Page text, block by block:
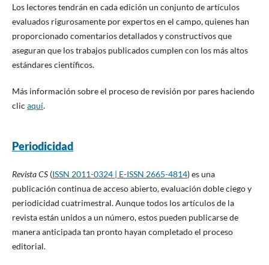
Los lectores tendrán en cada edición un conjunto de artículos
evaluados rigurosamente por expertos en el campo, quienes han
proporcionado comentarios detallados y constructivos que
aseguran que los trabajos publicados cumplen con los más altos
estándares científicos.
Más información sobre el proceso de revisión por pares haciendo
clic aquí.
Periodicidad
Revista CS(ISSN 2011-0324 | E-ISSN 2665-4814) es una
publicación continua de acceso abierto, evaluación doble ciego y
periodicidad cuatrimestral. Aunque todos los artículos de la
revista están unidos a un número, estos pueden publicarse de
manera anticipada tan pronto hayan completado el proceso
editorial.